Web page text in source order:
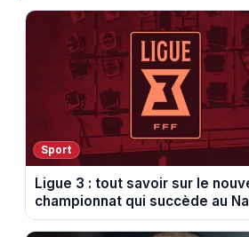
Sport
Ligue 3 : tout savoir sur le
championnat qui succède au